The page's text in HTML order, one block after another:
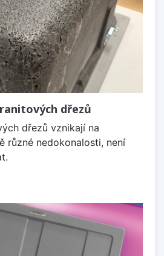
dřezů
dřezů vznikají na
různé nedokonalosti, není